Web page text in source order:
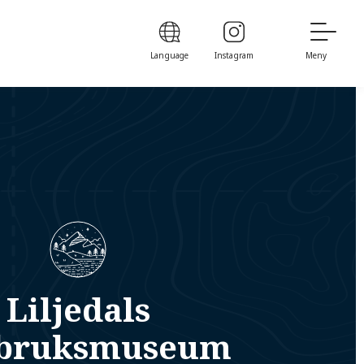
Language Instagram Meny
Liljedals